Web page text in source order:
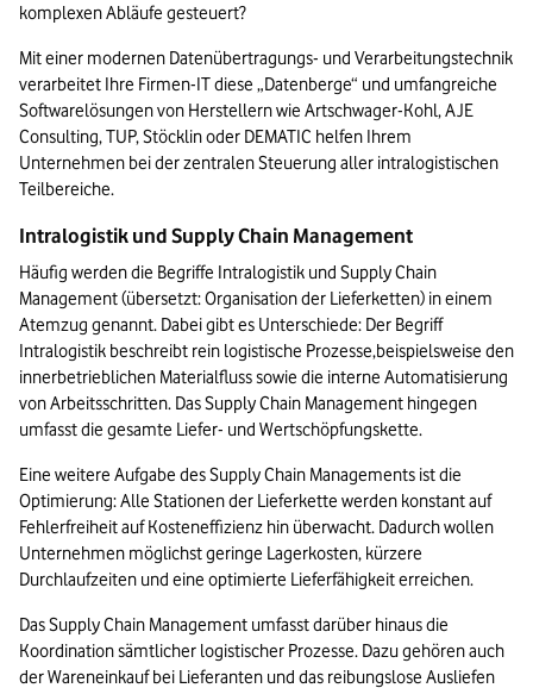
komplexen Abläufe gesteuert?
Mit einer modernen Datenübertragungs- und Verarbeitungstechnik
verarbeitet Ihre Firmen-IT diese „Datenberge“ und umfangreiche
Softwarelösungen von Herstellern wie Artschwager-Kohl, AJE
Consulting, TUP, Stöcklin oder DEMATIC helfen Ihrem
Unternehmen bei der zentralen Steuerung aller intralogistischen
Teilbereiche.
Intralogistik und Supply Chain Management
Häufig werden die Begriffe Intralogistik und Supply Chain
Management (übersetzt: Organisation der Lieferketten) in einem
Atemzug genannt. Dabei gibt es Unterschiede: Der Begriff
Intralogistik beschreibt rein logistische Prozesse,beispielsweise den
innerbetrieblichen Materialfluss sowie die interne Automatisierung
von Arbeitsschritten. Das Supply Chain Management hingegen
umfasst die gesamte Liefer- und Wertschöpfungskette.
Eine weitere Aufgabe des Supply Chain Managements ist die
Optimierung: Alle Stationen der Lieferkette werden konstant auf
Fehlerfreiheit auf Kosteneffizienz hin überwacht. Dadurch wollen
Unternehmen möglichst geringe Lagerkosten, kürzere
Durchlaufzeiten und eine optimierte Lieferfähigkeit erreichen.
Das Supply Chain Management umfasst darüber hinaus die
Koordination sämtlicher logistischer Prozesse. Dazu gehören auch
der Wareneinkauf bei Lieferanten und das reibungslose Ausliefen